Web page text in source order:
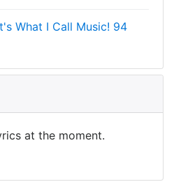
What I Call Music! 94
at the moment.